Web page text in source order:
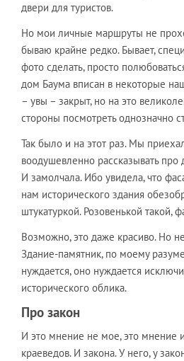
двери для туристов.
Но мои личные маршруты не
бываю крайне редко. Бывает,
фото сделать, просто
дом Баума вписан в некоторые
– увы – закрыт, но на это
стороны посмотреть однозначно
Так было и на этот раз. Мы
воодушевленно рассказывать
И замолчала. Ибо увидела, что
нам исторического здания
штукатуркой. Розовенькой такой,
Возможно, это даже красиво. Но
Здание-памятник, по моему
нуждается, оно нуждается
исторического облика.
Про закон
И это мнение не мое, это мнение
краеведов. И закона. У него, у